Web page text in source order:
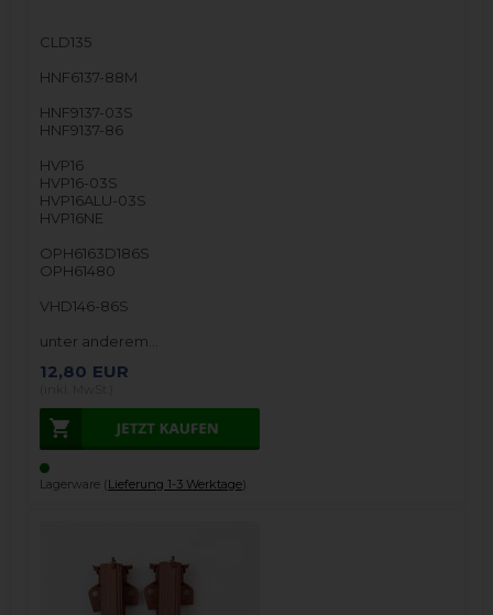
CLD135
HNF6137-88M
HNF9137-03S
HNF9137-86
HVP16
HVP16-03S
HVP16ALU-03S
HVP16NE
OPH6163D186S
OPH61480
VHD146-86S
unter anderem…
12,80 EUR
Lagerware (Lieferung 1-3 Werktage).